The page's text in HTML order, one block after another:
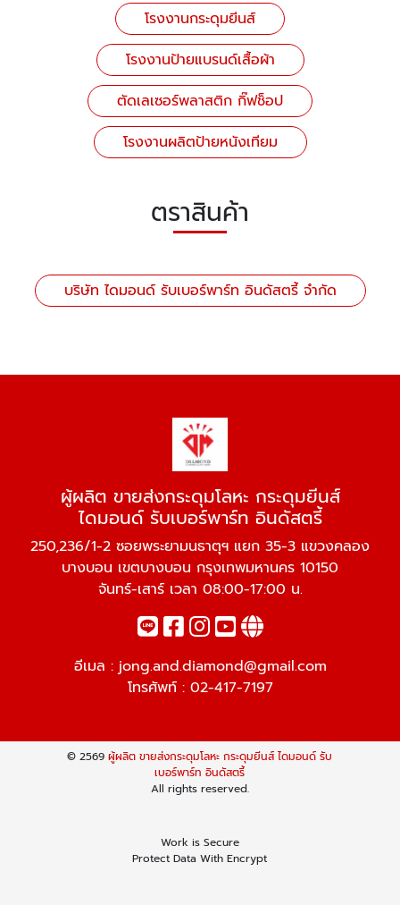
โรงงานกระดุมยีนส์
โรงงานป้ายแบรนด์เสื้อผ้า
ตัดเลเซอร์พลาสติก กิ๊ฟช็อป
โรงงานผลิตป้ายหนังเทียม
ตราสินค้า
บริษัท ไดมอนด์ รับเบอร์พาร์ท อินดัสตรี้ จำกัด
ผู้ผลิต ขายส่งกระดุมโลหะ กระดุมยีนส์
ไดมอนด์ รับเบอร์พาร์ท อินดัสตรี้
250,236/1-2 ซอยพระยามนธาตุฯ แยก 35-3 แขวงคลอง
บางบอน เขตบางบอน กรุงเทพมหานคร 10150
จันทร์-เสาร์ เวลา 08:00-17:00 น.
อีเมล : jong.and.diamond@gmail.com
โทรศัพท์ : 02-417-7197
© 2569ผู้ผลิต ขายส่งกระดุมโลหะ กระดุมยีนส์ ไดมอนด์ รับ
เบอร์พาร์ท อินดัสตรี้
All rights reserved.
Work is Secure
Protect Data With Encrypt